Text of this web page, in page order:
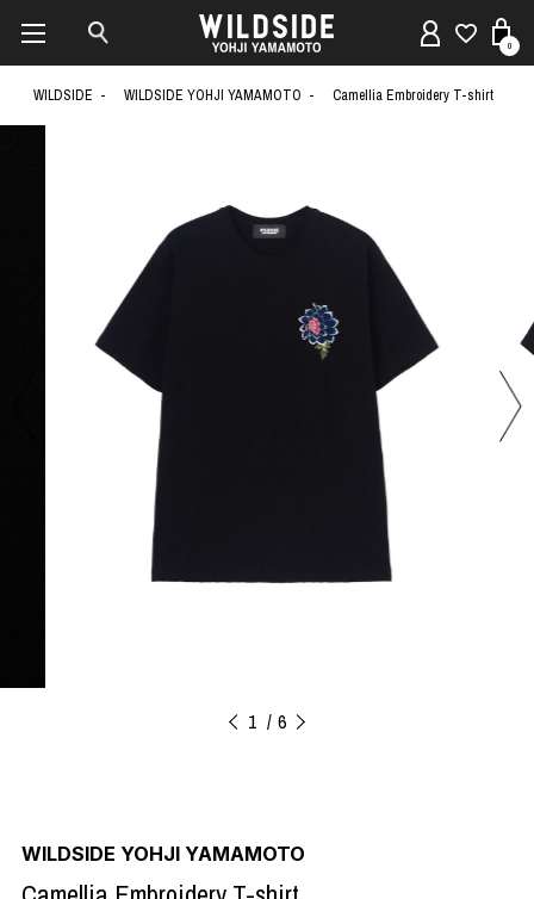
0
WILDSIDE WILDSIDE YOHJI YAMAMOTO Camellia Embroidery T-shirt
1 6
WILDSIDE YOHJI YAMAMOTO